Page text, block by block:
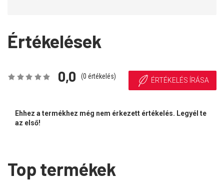
Értékelések
0,0 (0 értékelés) ÉRTÉKELÉS ÍRÁSA
Ehhez a termékhez még nem érkezett értékelés. Legyél te
az első!
Top termékek